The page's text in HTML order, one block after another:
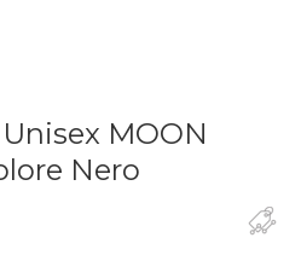
MOON
Nero